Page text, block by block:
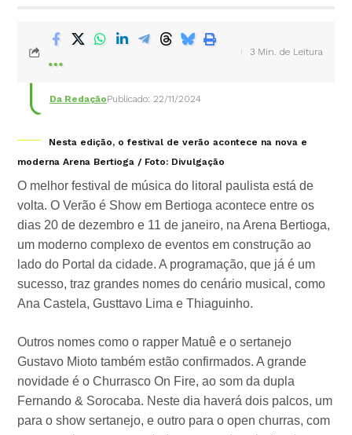
Da RedaçãoPublicado: 22/11/2024
3 Min. de Leitura
Nesta edição, o festival de verão acontece na nova e
moderna Arena Bertioga / Foto: Divulgação
O melhor festival de música do litoral paulista está de
volta. O Verão é Show em Bertioga acontece entre os
dias 20 de dezembro e 11 de janeiro, na Arena Bertioga,
um moderno complexo de eventos em construção ao
lado do Portal da cidade. A programação, que já é um
sucesso, traz grandes nomes do cenário musical, como
Ana Castela, Gusttavo Lima e Thiaguinho.
Outros nomes como o rapper Matuê e o sertanejo
Gustavo Mioto também estão confirmados. A grande
novidade é o Churrasco On Fire, ao som da dupla
Fernando & Sorocaba. Neste dia haverá dois palcos, um
para o show sertanejo, e outro para o open churras, com